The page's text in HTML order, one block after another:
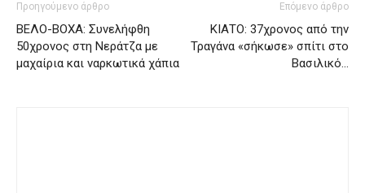
Προηγούμενο άρθρο
ΒΕΛΟ-ΒΟΧΑ: Συνελήφθη
50χρονος στη Νεράτζα με
μαχαίρια και ναρκωτικά χάπια
Επόμενο άρθρο
ΚΙΑΤΟ: 37χρονος από την
Τραγάνα «σήκωσε» σπίτι στο
Βασιλικό…